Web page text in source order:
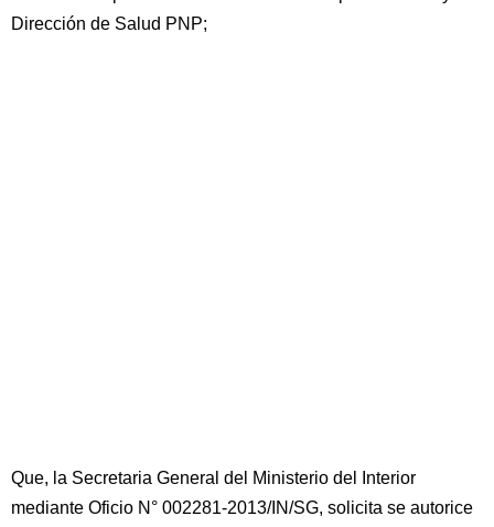
Dirección de Salud PNP;
Que, la Secretaria General del Ministerio del Interior
mediante Oficio N° 002281-2013/IN/SG, solicita se autorice